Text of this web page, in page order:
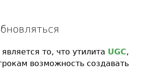
то, что утилита UGC,
возможность создавать